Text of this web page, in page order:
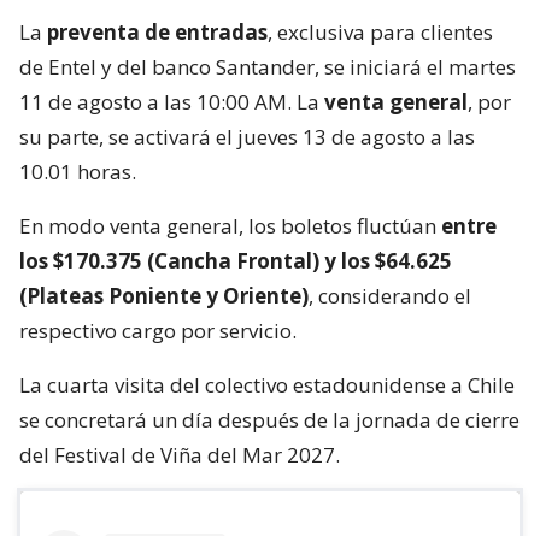
La preventa de entradas, exclusiva para clientes
de Entel y del banco Santander, se iniciará el martes
11 de agosto a las 10:00 AM. La venta general, por
su parte, se activará el jueves 13 de agosto a las
10.01 horas.
En modo venta general, los boletos fluctúan entre
los $170.375 (Cancha Frontal) y los $64.625
(Plateas Poniente y Oriente), considerando el
respectivo cargo por servicio.
La cuarta visita del colectivo estadounidense a Chile
se concretará un día después de la jornada de cierre
del Festival de Viña del Mar 2027.